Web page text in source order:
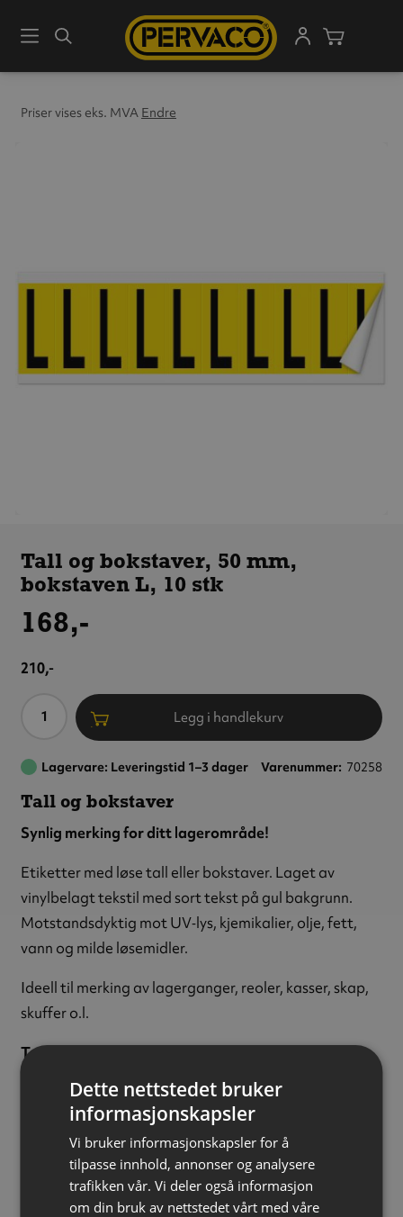
MenySøk
Priser vises eks. MVA Endre
50 mm,
bokstaven L,
Tall og bokstaver, 50 mm,
bokstaven L, 10 stk
168,-
210,-
Antall Legg i handlekurv
Lagervare: Leveringstid 1–3 dager Varenummer 70258
Tall og bokstaver
Synlig merking for ditt lagerområde!
Etiketter med løse tall eller bokstaver. Laget av
vinylbelagt tekstil med sort tekst på gul bakgrunn.
Motstandsdyktig mot UV‑lys, kjemikalier, olje, fett,
vann og milde løsemidler.
Ideell til merking av lagerganger, reoler, kasser, skap,
skuffer o.l.
Tegn:
Bakgrunnsfarge: Gul
50 mm
Materiale: Vinylbelagt tekstil
Størrelse:22 x 57 mm
Påføring:Selvklebende
Dette nettstedet bruker
informasjonskapsler
Vi bruker informasjonskapsler for å
tilpasse innhold, annonser og analysere
trafikken vår. Vi deler også informasjon
om din bruk av nettstedet vårt med våre